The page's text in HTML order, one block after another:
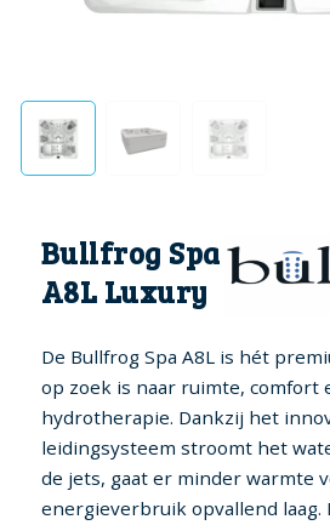
Bullfrog Spa
A8L Luxury
De Bullfrog Spa A8L is hét
op zoek is naar ruimte, comfort
hydrotherapie. Dankzij het
leidingsysteem stroomt het
de jets, gaat er minder warmte
energieverbruik opvallend laag.